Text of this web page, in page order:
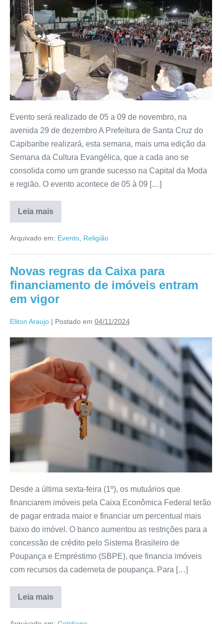
Evento será realizado de 05 a 09 de novembro, na
avenida 29 de dezembro A Prefeitura de Santa Cruz do
Capibaribe realizará, esta semana, mais uma edição da
Semana da Cultura Evangélica, que a cada ano se
consolida como um grande sucesso na Capital da Moda
e região. O evento acontece de 05 à 09 […]
Leia mais
Arquivado em: Evento Religião
Novas regras da Caixa para
financiamento de imóveis entram
em vigor
Eliton Araujo | Postado em 04/11/2024
Desde a última sexta-feira (1º), os mutuários que
financiarem imóveis pela Caixa Econômica Federal terão
de pagar entrada maior e financiar um percentual mais
baixo do imóvel. O banco aumentou as restrições para a
concessão de crédito pelo Sistema Brasileiro de
Poupança e Empréstimo (SBPE), que financia imóveis
com recursos da caderneta de poupança. Para […]
Leia mais